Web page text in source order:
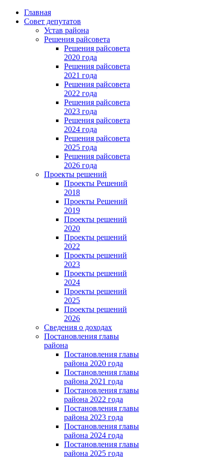
Главная
Совет депутатов
Устав района
Решения райсовета
Решения райсовета
2020 года
Решения райсовета
2021 года
Решения райсовета
2022 года
Решения райсовета
2023 года
Решения райсовета
2024 года
Решения райсовета
2025 года
Решения райсовета
2026 года
Проекты решений
Проекты Решений
2018
Проекты Решений
2019
Проекты решений
2020
Проекты решений
2022
Проекты решений
2023
Проекты решений
2024
Проекты решений
2025
Проекты решений
2026
Сведения о доходах
Постановления главы
района
Постановления главы
района 2020 года
Постановления главы
района 2021 года
Постановления главы
района 2022 года
Постановления главы
района 2023 года
Постановления главы
района 2024 года
Постановления главы
района 2025 года